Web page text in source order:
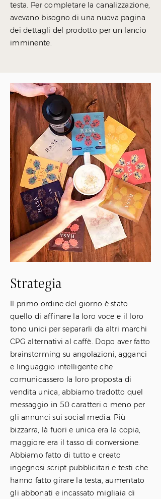
testa. Per completare la canalizzazione,
avevano bisogno di una nuova pagina
dei dettagli del prodotto per un lancio
imminente.
Strategia
Il primo ordine del giorno è stato
quello di affinare la loro voce e il loro
tono unici per separarli da altri marchi
CPG alternativi al caffè. Dopo aver fatto
brainstorming su angolazioni, agganci
e linguaggio intelligente che
comunicassero la loro proposta di
vendita unica, abbiamo tradotto quel
messaggio in 50 caratteri o meno per
gli annunci sui social media. Più
bizzarra, là fuori e unica era la copia,
maggiore era il tasso di conversione.
Abbiamo fatto di tutto e creato
ingegnosi script pubblicitari e testi che
hanno fatto girare la testa, aumentato
gli abbonati e incassato migliaia di